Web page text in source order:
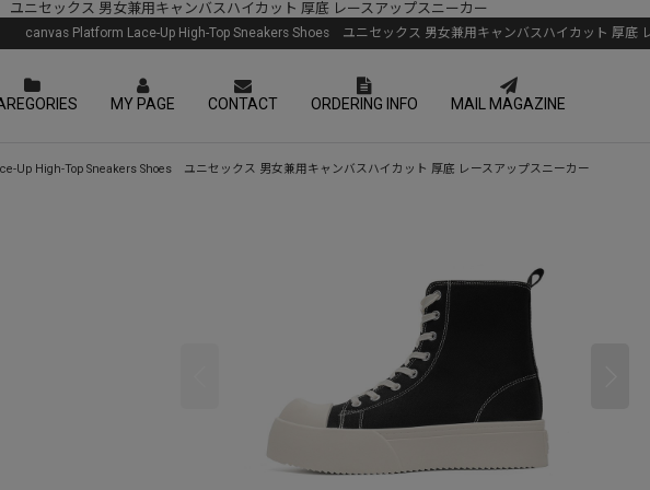
ニセックス 男女兼用キャンバスハイカット 厚底 レースアップスニーカー
canvas Platform Lace-Up High-Top Sneakers Shoes ユニセックス 男女兼用キャンバスハイカット 厚底
MY PAGE CONTACT ORDERING INFO MAIL MAGAZINE
Up High-Top Sneakers Shoes ユニセックス 男女兼用キャンバスハイカット 厚底 レースアップスニーカー